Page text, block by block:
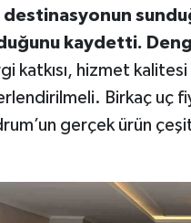
destinasyonun
kaydetti.
katkısı, hizmet
Birkaç uç
gerçek ürün